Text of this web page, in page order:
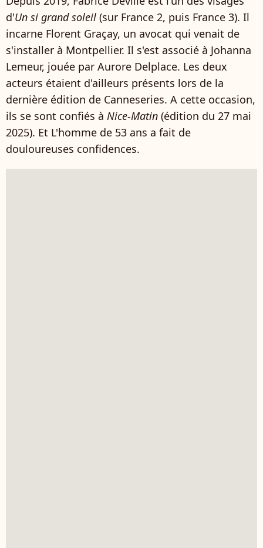
d'Un si grand soleil (sur France 2, puis France 3). Il
incarne Florent Graçay, un avocat qui venait de
s'installer à Montpellier. Il s'est associé à Johanna
Lemeur, jouée par Aurore Delplace. Les deux
acteurs étaient d'ailleurs présents lors de la
dernière édition de Canneseries. A cette occasion,
ils se sont confiés à Nice-Matin (édition du 27 mai
2025). Et L'homme de 53 ans a fait de
douloureuses confidences.